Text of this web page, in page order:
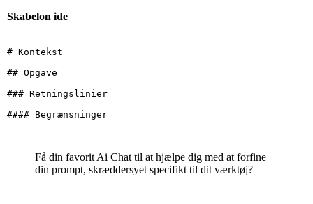
Skabelon ide
# Kontekst
## Opgave
### Retningslinier
#### Begrænsninger
Få din favorit Ai Chat til at hjælpe dig med at forfine
din prompt, skræddersyet specifikt til dit værktøj?